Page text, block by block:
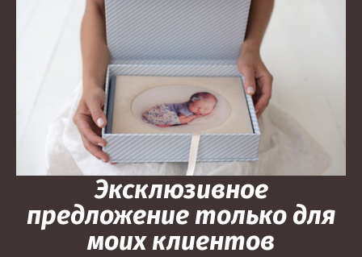
Эксклюзивное
предложение только для
моих клиентов